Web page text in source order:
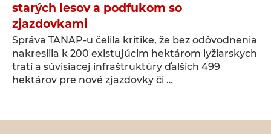
starých lesov a podfukom so
zjazdovkami
Správa TANAP-u čelila kritike, že bez odôvodnenia
nakreslila k 200 existujúcim hektárom lyžiarskych
tratí a súvisiacej infraštruktúry ďalších 499
hektárov pre nové zjazdovky či …